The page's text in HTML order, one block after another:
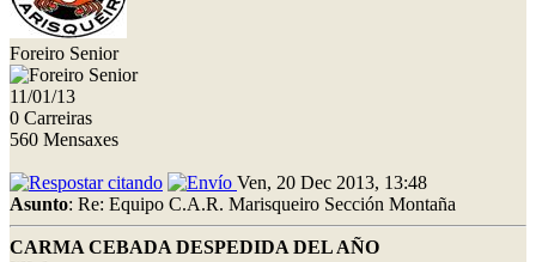
Foreiro Senior
11/01/13
0 Carreiras
560 Mensaxes
Ven, 20 Dec 2013, 13:48
Asunto: Re: Equipo C.A.R. Marisqueiro Sección Montaña
CARMA CEBADA DESPEDIDA DEL AÑO